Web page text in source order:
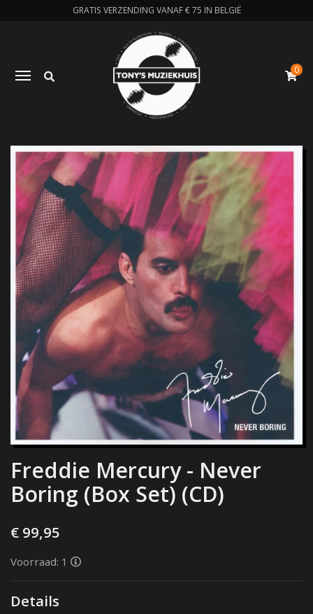
GRATIS VERZENDING VANAF € 75 IN BELGIË
Toggle navigation 0
Freddie Mercury - Never
Boring (Box Set) (CD)
€ 99,95
Voorraad: 1
Details